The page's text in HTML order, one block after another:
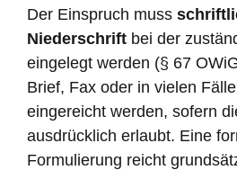
Der Einspruch muss
Niederschrift bei der
eingelegt werden (§ 67
Brief, Fax oder in vielen
eingereicht werden, sofern
ausdrücklich erlaubt. Eine
Formulierung reicht